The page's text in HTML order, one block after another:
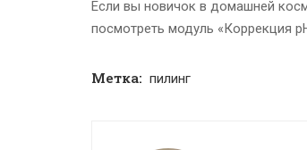
Если вы новичок в домашней
посмотреть модуль «Коррекция
Метка: пилинг